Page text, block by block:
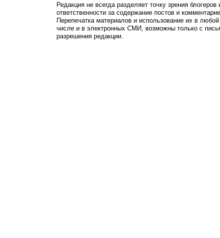
Редакция не всегда разделяет точку зрения блогеров
ответственности за содержание постов и
Перепечатка материалов и использование их в
числе и в электронных СМИ, возможны только с
разрешения редакции.